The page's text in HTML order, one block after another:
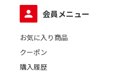
会員メニュー
お気に入り商品
クーポン
購入履歴